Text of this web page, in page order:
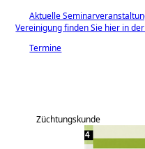
Aktuelle
Vereinigung finden Sie hier in
Termine
Züchtungskunde